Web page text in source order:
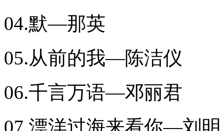
04.默—那英
05.从前的我—陈洁仪
06.千言万语—邓丽君